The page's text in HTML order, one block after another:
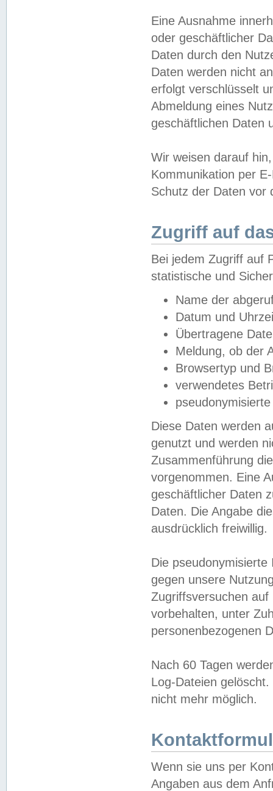
Eine Ausnahme
oder geschäftlicher
Daten durch den
Daten werden nicht
erfolgt verschlüsselt
Abmeldung eines
geschäftlichen Daten
Wir weisen darauf
Kommunikation per
Schutz der Daten vor
Zugriff auf
Bei jedem Zugriff auf
statistische und
Name der
Datum und
Übertragene
Meldung, ob der
Browsertyp und
verwendetes
Diese Daten werden
genutzt und werden
Zusammenführung
vorgenommen. Eine
geschäftlicher Daten
Daten. Die Angabe
ausdrücklich freiwillig.
Die
gegen unsere
Zugriffsversuchen
vorbehalten, unter
personenbezogenen
Nach 60 Tagen
Log-Dateien
nicht mehr möglich.
Wenn sie uns per
Angaben aus dem